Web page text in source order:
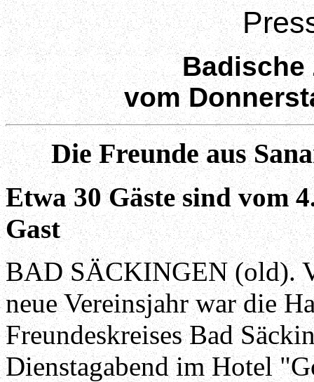
Badische
vom
Die Freunde aus
Etwa 30 Gäste sind vom
Gast
BAD SÄCKINGEN (old).
neue Vereinsjahr war die
Freundeskreises Bad
Dienstagabend im Hotel